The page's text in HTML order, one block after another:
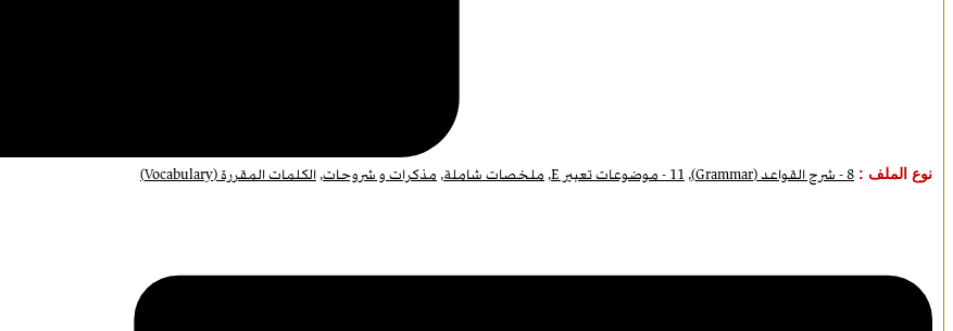
نوع الملف : 8 - شرح القواعد (Grammar) , 11 - موضوعات تعبير E , ملخصات شاملة, مذكرات و شروحات, الكلمات المقررة (Vocabulary)